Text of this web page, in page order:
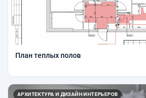
План теплых полов
АРХИТЕКТУРА И ДИЗАЙН ИНТЕРЬЕРОВ